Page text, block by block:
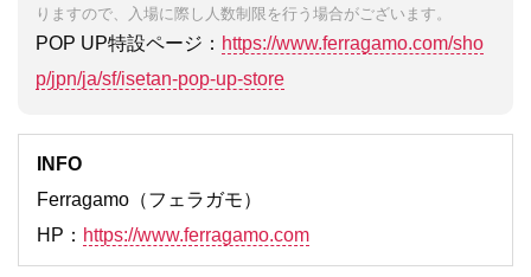
りますので、入場に際し人数制限を行う場合がございます。
POP UP特設ページ： https://www.ferragamo.com/sho
p/jpn/ja/sf/isetan-pop-up-store
INFO
Ferragamo（フェラガモ）
HP： https://www.ferragamo.com